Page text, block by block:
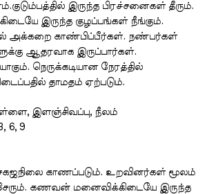
.குடும்பத்தில் இருந்த பிரச்சனைகள் தீரும்.
கிடையே இருந்த குழப்பங்கள் நீங்கும்.
அக்கறை காண்பிப்பீர்கள். நண்பர்கள்
ஆதரவாக இருப்பார்கள்.
. நெருக்கடியான நேரத்தில்
தாமதம் ஏற்படும்.
, இளஞ்சிவப்பு, நீலம்
6, 9
காணப்படும். உறவினர்கள் மூலம்
. கணவன் மனைவிக்கிடையே இருந்த